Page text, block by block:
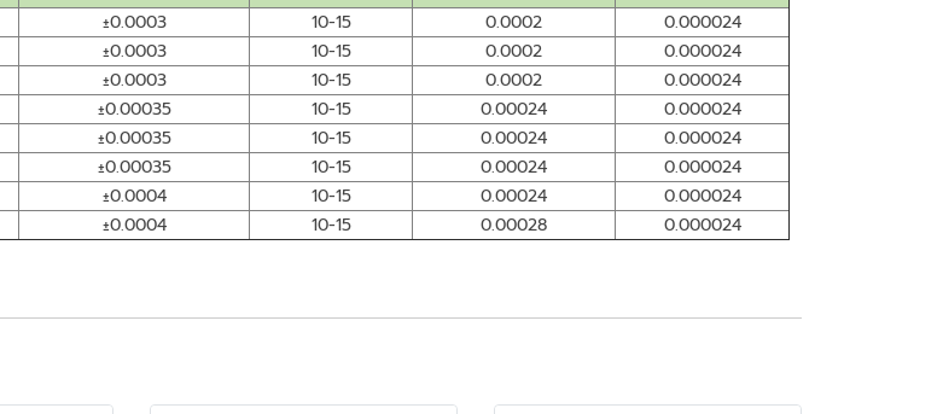
±0.0003 10-15 0.0002
0.000024
±0.0003 10-15 0.0002
0.000024
±0.0003 10-15 0.0002
0.000024
±0.00035 10-15 0.00024
0.000024
±0.00035 10-15 0.00024
0.000024
±0.00035 10-15 0.00024
0.000024
±0.0004 10-15 0.00024
0.000024
±0.0004 10-15 0.00028 0.000024